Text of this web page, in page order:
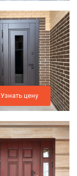
Узнать цену